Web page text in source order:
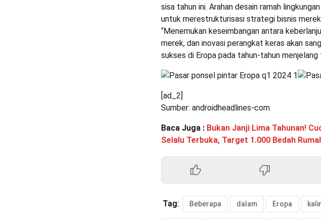
sisa tahun ini. Arahan desain ramah
untuk merestrukturisasi strategi bisnis
“Menemukan keseimbangan antara
merek, dan inovasi perangkat keras akan
sukses di Eropa pada tahun-tahun menjelang
[ad_2]
Sumber: androidheadlines-com
Baca Juga : Bukan Janji Lima Tahunan!
Selalu Terbuka, Target 1.000 Bedah
Tag: Beberapa dalam Eropa